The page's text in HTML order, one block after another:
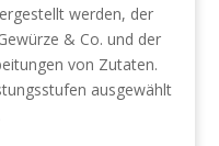
werden, der
& Co. und der
von Zutaten.
ausgewählt